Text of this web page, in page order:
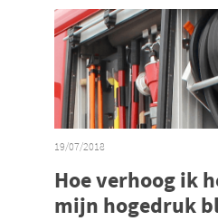
19/07/2018
Hoe verhoog ik
mijn hogedruk